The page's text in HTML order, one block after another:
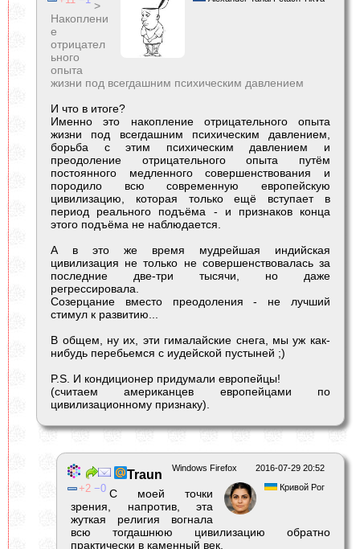
>
Накоплени
е
отрицател
ьного
опыта
жизни под всегдашним психическим давлением
И что в итоге?
Именно это накопление отрицательного опыта
жизни под всегдашним психическим давлением,
борьба с этим психическим давлением и
преодоление отрицательного опыта путём
постоянного медленного совершенствования и
породило всю современную европейскую
цивилизацию, которая только ещё вступает в
период реального подъёма - и признаков конца
этого подъёма не наблюдается.
А в это же время мудрейшая индийская
цивилизация не только не совершенствовалась за
последние две-три тысячи, но даже
регрессировала.
Созерцание вместо преодоления - не лучший
стимул к развитию...
В общем, ну их, эти гималайские снега, мы уж как-
нибудь перебьемся с иудейской пустыней ;)
P.S. И кондиционер придумали европейцы!
(считаем американцев европейцами по
цивилизационному признаку).
2016-07-29 20:52
Windows Firefox
Кривой Рог
2 0
Traun
С моей точки
зрения, напротив, эта
жуткая религия вогнала
всю тогдашнюю цивилизацию обратно
практически в каменный век.